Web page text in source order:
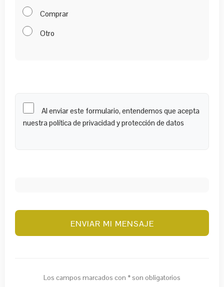
Comprar
Otro
Al enviar este formulario, entendemos que acepta
nuestra política de privacidad y protección de datos
Los campos marcados con * son obligatorios